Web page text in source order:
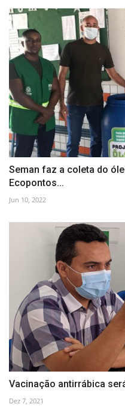
Seman faz a coleta do
Ecopontos...
Jun 10, 2022
Vacinação antirrábica
Dez 7, 2021